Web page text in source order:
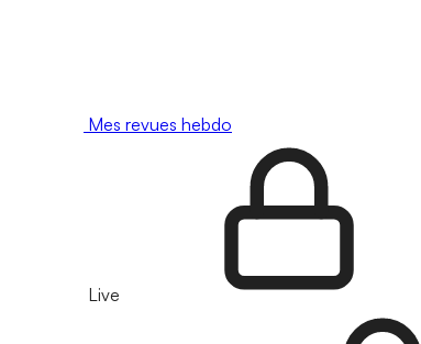
Mes revues hebdo
Live